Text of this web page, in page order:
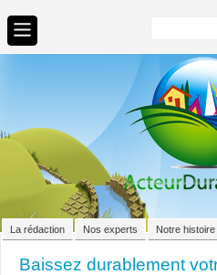
La rédaction Nos experts Notre histoire
Baissez durablement